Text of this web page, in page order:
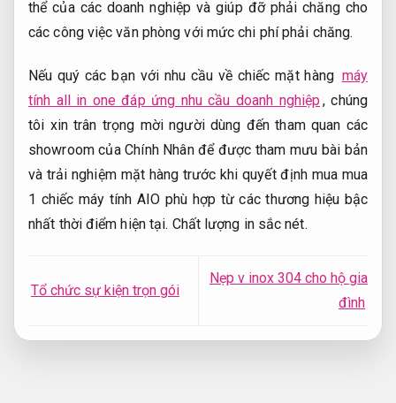
thể của các doanh nghiệp và giúp đỡ phải chăng cho
các công việc văn phòng với mức chi phí phải chăng.
Nếu quý các bạn với nhu cầu về chiếc mặt hàng máy
tính all in one đáp ứng nhu cầu doanh nghiệp , chúng
tôi xin trân trọng mời người dùng đến tham quan các
showroom của Chính Nhân để được tham mưu bài bản
và trải nghiệm mặt hàng trước khi quyết định mua mua
1 chiếc máy tính AIO phù hợp từ các thương hiệu bậc
nhất thời điểm hiện tại. Chất lượng in sắc nét.
Tổ chức sự kiện trọn gói
Nẹp v inox 304 cho hộ gia
đình